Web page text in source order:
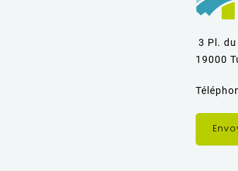
3 Pl.
19000